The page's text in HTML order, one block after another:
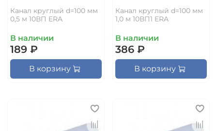
Канал круглый d=100 мм
0,5 м 10ВП ERA
В наличии
189 ₽
В корзину
Канал круглый d=100 мм
1,0 м 10ВП1 ERA
В наличии
386 ₽
В корзину